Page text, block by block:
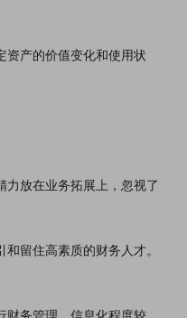
资产的价值变化和使用状
力放在业务拓展上，忽视了
留住高素质的财务人才。